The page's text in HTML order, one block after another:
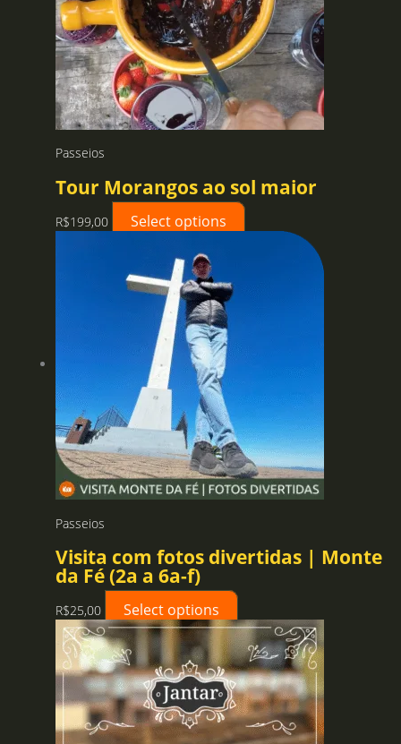
escolhidas
na
página
do
produto
Passeios
Tour Morangos ao sol maior
R$199,00 Select options
Passeios
Visita com fotos divertidas | Monte
da Fé (2a a 6a-f)
R$25,00 Select options